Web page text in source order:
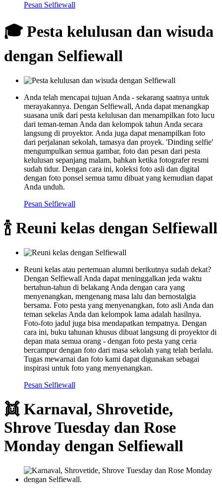
Pesan Selfiewall
🎓 Pesta kelulusan dan wisuda
dengan Selfiewall
Anda telah mencapai tujuan Anda - sekarang saatnya untuk
merayakannya. Dengan Selfiewall, Anda dapat menangkap
suasana unik dari pesta kelulusan dan menampilkan foto lucu
dari teman-teman Anda dan kelompok tahun Anda secara
langsung di proyektor. Anda juga dapat menampilkan foto
dari perjalanan sekolah, tamasya dan proyek. 'Dinding selfie'
mengumpulkan semua gambar, foto dan pesan dari pesta
kelulusan sepanjang malam, bahkan ketika fotografer resmi
sudah tidur. Dengan cara ini, koleksi foto asli dan digital
dengan foto ponsel semua tamu dibuat yang kemudian dapat
Anda unduh.
Pesan Selfiewall
🍾 Reuni kelas dengan Selfiewall
Reuni kelas atau pertemuan alumni berikutnya sudah dekat?
Dengan Selfiewall Anda dapat meninggalkan jeda waktu
bertahun-tahun di belakang Anda dengan cara yang
menyenangkan, mengenang masa lalu dan bernostalgia
bersama. Foto pesta yang menyenangkan, foto asli Anda dan
teman sekelas Anda dan kelompok lama adalah hasilnya.
Foto-foto jadul juga bisa mendapatkan tempatnya. Dengan
cara ini, buku tahunan khusus dibuat langsung di proyektor di
depan mata semua orang - dengan foto pesta yang ceria
bercampur dengan foto dari masa sekolah yang telah berlalu.
Tugas mewarnai dan foto kami dapat digunakan sebagai
inspirasi untuk foto yang menyenangkan.
Pesan Selfiewall
👯 Karnaval, Shrovetide,
Shrove Tuesday dan Rose
Monday dengan Selfiewall